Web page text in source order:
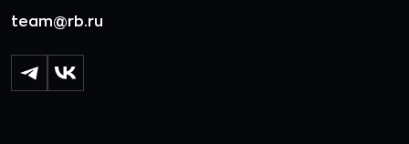
team@rb.ru